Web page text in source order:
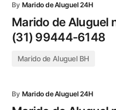
By Marido de Aluguel 24H
Marido de Aluguel
(31) 99444-6148
Marido de Aluguel BH
By Marido de Aluguel 24H